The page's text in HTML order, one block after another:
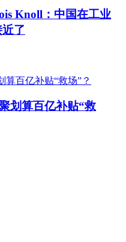
Knoll：中国在工业
了
划算百亿补贴“救